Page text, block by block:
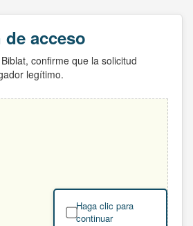
acceso
confirme que la solicitud
legítimo.
Haga clic para
continuar